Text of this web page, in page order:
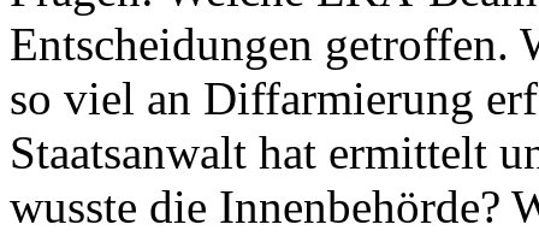
Entscheidungen getroffen.
so viel an Diffarmierung
Staatsanwalt hat ermittelt
wusste die Innenbehörde?